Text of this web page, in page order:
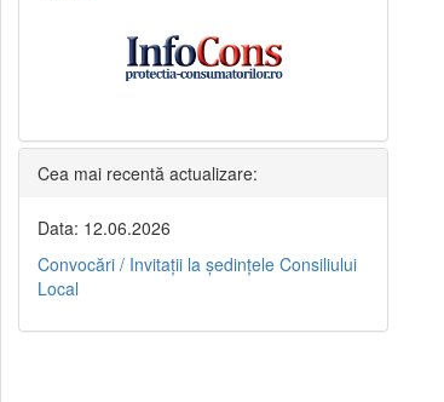
Cea mai recentă actualizare:
Data: 12.06.2026
Convocări / Invitaţii la şedinţele Consiliului
Local